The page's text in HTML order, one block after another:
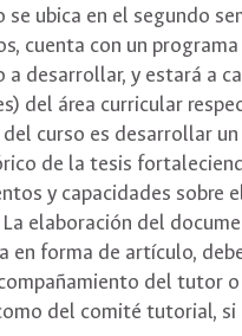
se ubica en el segundo
cuenta con un
a desarrollar, y estará a
del área curricular
curso es desarrollar un
de la tesis
y capacidades sobre
elaboración del
en forma de artículo,
del tutor
del comité tutorial, si